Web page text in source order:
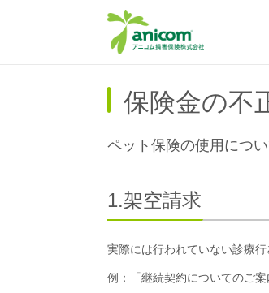
保険金の不
ペット保険の使用につ
1.架空請求
実際には行われていない診療
例：「継続契約についてのご